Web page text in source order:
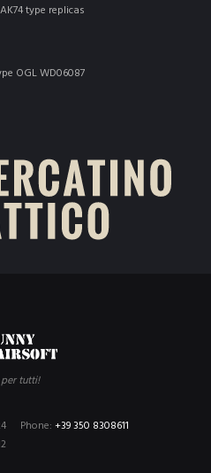
type replicas
OGL WD06087
tutti!
Phone: +39 350 8308611